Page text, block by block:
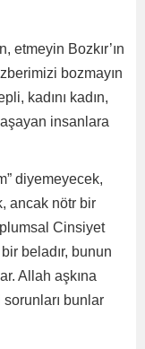
etmeyin Bozkır’ın
bozmayın
kadını kadın,
insanlara
diyemeyecek,
ancak nötr bir
Cinsiyet
beladır, bunun
Allah aşkına
bunlar